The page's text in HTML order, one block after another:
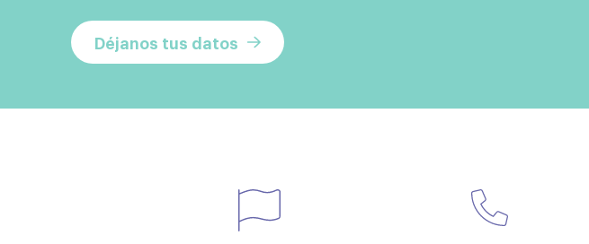
Déjanos tus datos